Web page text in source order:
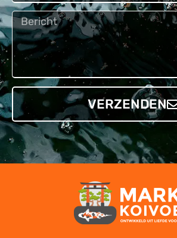
Bericht
VERZENDEN